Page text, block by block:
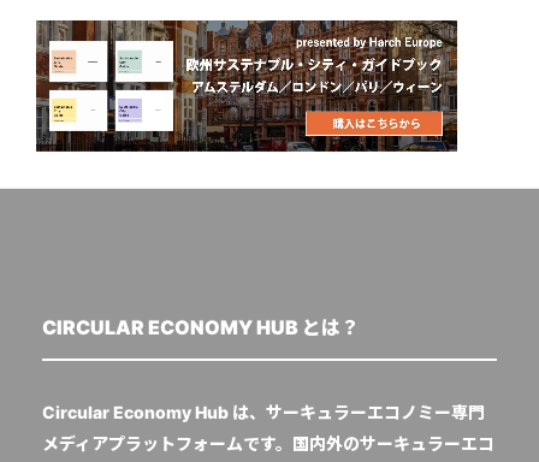
CIRCULAR ECONOMY HUB とは？
Circular Economy Hub は、サーキュラーエコノミー専門
メディアプラットフォームです。国内外のサーキュラーエコ